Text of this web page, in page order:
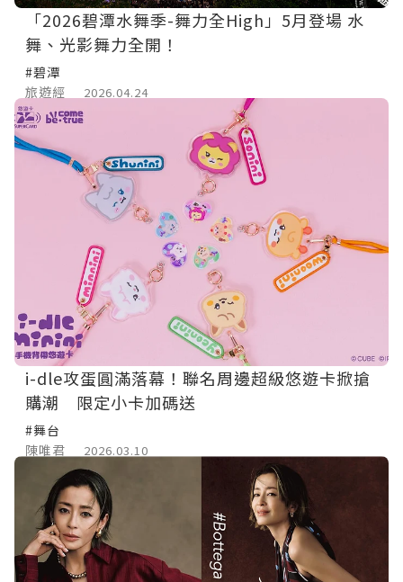
「2026碧潭水舞季-舞力全High」5月登場 水
舞、光影舞力全開！
#碧潭
旅遊經
2026.04.24
i-dle攻蛋圓滿落幕！聯名周邊超級悠遊卡掀搶
購潮 限定小卡加碼送
#舞台
陳唯君
2026.03.10